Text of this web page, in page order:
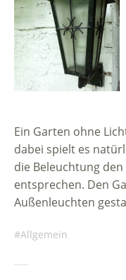
Ein Garten ohne
dabei spielt es
die Beleuchtung
entsprechen. Den
Außenleuchten
Allgemein